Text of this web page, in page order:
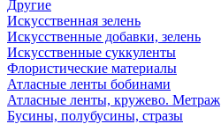
Другие
Искусственная зелень
Искусственные добавки, зелень
Искусственные суккуленты
Флористические материалы
Атласные ленты бобинами
Атласные ленты, кружево. Метраж
Бусины, полубусины, стразы